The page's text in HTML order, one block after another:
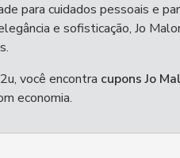
para cuidados pessoais e
e sofisticação, Jo
você encontra cupons Jo
economia.